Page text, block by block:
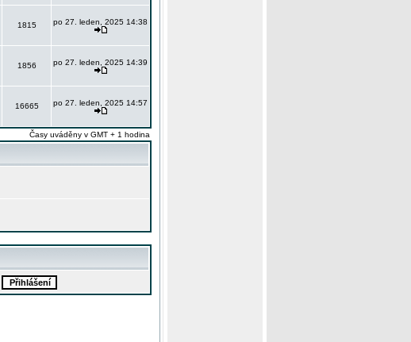
1815 po 27. leden, 2025 14:38
1856 po 27. leden, 2025 14:39
16665 po 27. leden, 2025 14:57
Časy uváděny v GMT + 1 hodina